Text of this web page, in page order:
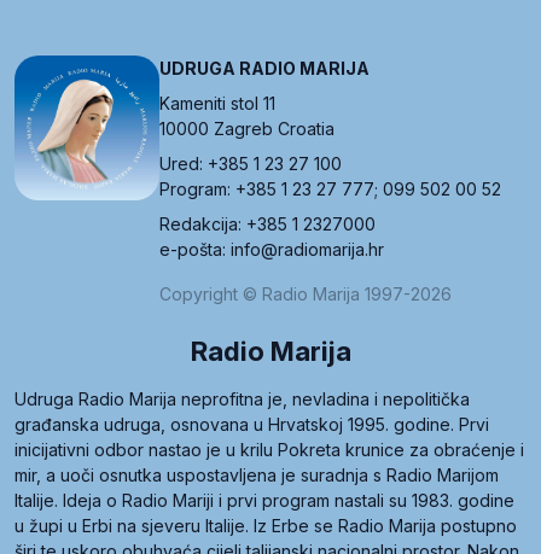
UDRUGA RADIO MARIJA
Kameniti stol 11
10000 Zagreb Croatia
Ured: +385 1 23 27 100
Program: +385 1 23 27 777; 099 502 00 52
Redakcija: +385 1 2327000
e-pošta: info@radiomarija.hr
Copyright © Radio Marija 1997-2026
Radio Marija
Udruga Radio Marija neprofitna je, nevladina i nepolitička
građanska udruga, osnovana u Hrvatskoj 1995. godine. Prvi
inicijativni odbor nastao je u krilu Pokreta krunice za obraćenje i
mir, a uoči osnutka uspostavljena je suradnja s Radio Marijom
Italije. Ideja o Radio Mariji i prvi program nastali su 1983. godine
u župi u Erbi na sjeveru Italije. Iz Erbe se Radio Marija postupno